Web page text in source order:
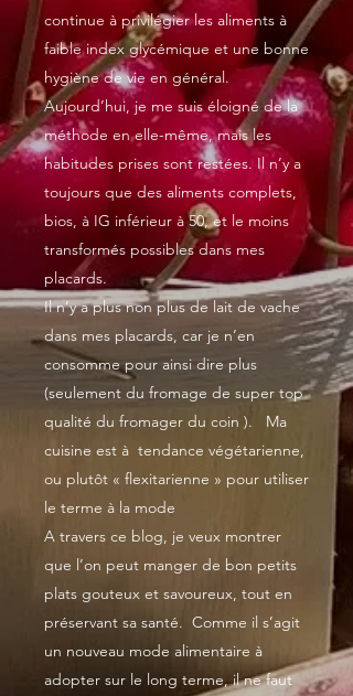
continue à privilégier les aliments à
faible index glycémique et une bonne
hygiène de vie en général.
Aujourd’hui, je me suis éloigné de la
méthode en elle-même, mais les
habitudes prises sont restées. Il n’y a
toujours que des aliments complets,
bios, à IG inférieur à 50, et le moins
transformés possibles dans mes
placards.
Il n’y a plus non plus de lait de vache
dans mes placards, car je n’en
consomme pour ainsi dire plus
(seulement du fromage de super top
qualité du fromager du coin ). Ma
cuisine est à tendance végétarienne,
ou plutôt « flexitarienne » pour utiliser
le terme à la mode
A travers ce blog, je veux montrer
que l’on peut manger de bon petits
plats gouteux et savoureux, tout en
préservant sa santé. Comme il s’agit
un nouveau mode alimentaire à
adopter sur le long terme, il ne faut